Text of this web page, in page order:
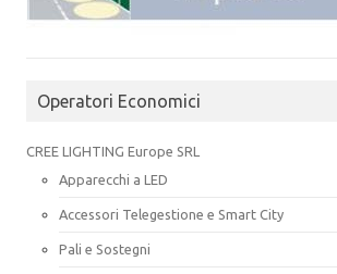
Operatori Economici
CREE LIGHTING Europe SRL
Apparecchi a LED
Accessori Telegestione e Smart City
Pali e Sostegni